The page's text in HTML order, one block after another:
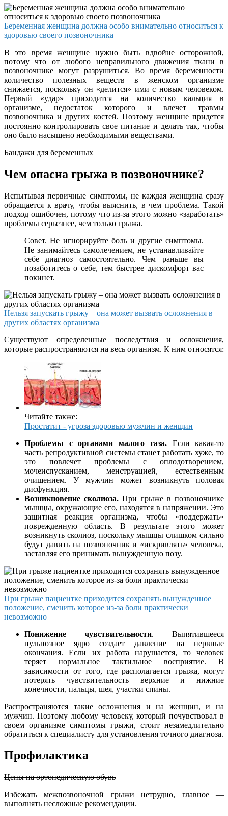
Беременная женщина должна особо внимательно относиться к
здоровью своего позвоночника
В это время женщине нужно быть вдвойне осторожной,
потому что от любого неправильного движения ткани в
позвоночнике могут разрушиться. Во время беременности
количество полезных веществ в женском организме
снижается, поскольку он «делится» ими с новым человеком.
Первый «удар» приходится на количество кальция в
организме, недостаток которого и влечет травмы
позвоночника и других костей. Поэтому женщине придется
постоянно контролировать свое питание и делать так, чтобы
оно было насыщено необходимыми веществами.
Бандажи для беременных
Чем опасна грыжа в позвоночнике?
Испытывая первичные симптомы, не каждая женщина сразу
обращается к врачу, чтобы выяснить, в чем проблема. Такой
подход ошибочен, потому что из-за этого можно «заработать»
проблемы серьезнее, чем только грыжа.
Совет. Не игнорируйте боль и другие симптомы.
Не занимайтесь самолечением, не устанавливайте
себе диагноз самостоятельно. Чем раньше вы
позаботитесь о себе, тем быстрее дискомфорт вас
покинет.
Нельзя запускать грыжу – она может вызвать осложнения в
других областях организма
Существуют определенные последствия и осложнения,
которые распространяются на весь организм. К ним относятся:
Читайте также:
Простатит - угроза здоровью мужчин и женщин
Проблемы с органами малого таза. Если какая-то
часть репродуктивной системы станет работать хуже, то
это повлечет проблемы с оплодотворением,
мочеиспусканием, менструацией, естественным
очищением. У мужчин может возникнуть половая
дисфункция.
Возникновение сколиоза. При грыже в позвоночнике
мышцы, окружающие его, находятся в напряжении. Это
защитная реакция организма, чтобы «поддержать»
поврежденную область. В результате этого может
возникнуть сколиоз, поскольку мышцы слишком сильно
будут давить на позвоночник и «искривлять» человека,
заставляя его принимать вынужденную позу.
При грыже пациентке приходится сохранять вынужденное
положение, сменить которое из-за боли практически
невозможно
Понижение чувствительности. Выпятившееся
пульпозное ядро создает давление на нервные
окончания. Если их работа нарушается, то человек
теряет нормальное тактильное восприятие. В
зависимости от того, где располагается грыжа, могут
потерять чувствительность верхние и нижние
конечности, пальцы, шея, участки спины.
Распространяются такие осложнения и на женщин, и на
мужчин. Поэтому любому человеку, который почувствовал в
своем организме симптомы грыжи, стоит незамедлительно
обратиться к специалисту для установления точного диагноза.
Профилактика
Цены на ортопедическую обувь
Избежать межпозвоночной грыжи нетрудно, главное —
выполнять несложные рекомендации.